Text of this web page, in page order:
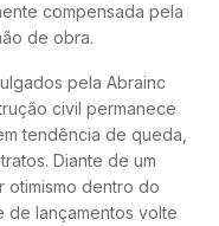
compensada pela
de obra.
pela Abrainc
civil permanece
tendência de queda,
Diante de um
otimismo dentro do
de lançamentos volte